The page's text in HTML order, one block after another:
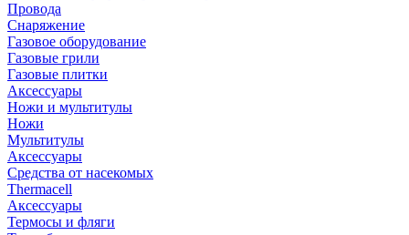
Провода
Снаряжение
Газовое оборудование
Газовые грили
Газовые плитки
Аксессуары
Ножи и мультитулы
Ножи
Мультитулы
Аксессуары
Средства от насекомых
Thermacell
Аксессуары
Термосы и фляги